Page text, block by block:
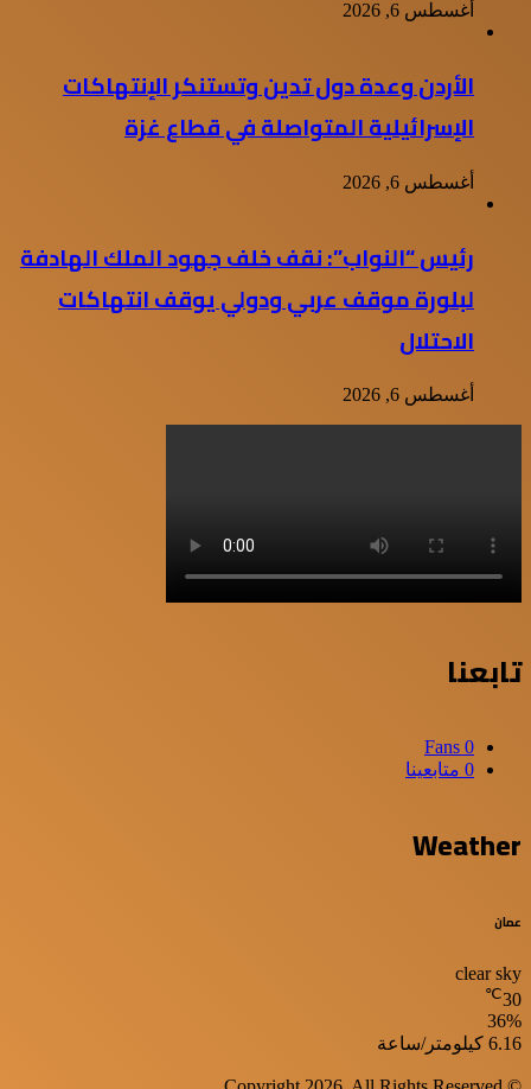
أغسطس 6, 2026
الأردن وعدة دول تدين وتستنكر الإنتهاكات
الإسرائيلية المتواصلة في قطاع غزة
أغسطس 6, 2026
رئيس “النواب”: نقف خلف جهود الملك الهادفة
لبلورة موقف عربي ودولي يوقف انتهاكات
الاحتلال
أغسطس 6, 2026
تابعنا
0
Fans
0 متابعينا
Weather
عمان
clear sky
30
℃
الرطوبة:
36%
الرياح:
6.16 كيلومتر/ساعة